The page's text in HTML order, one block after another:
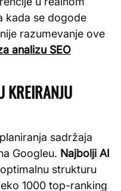
kada se dogode
razumevanje ove
analizu SEO
KREIRANJU
sadržaja
Googleu. Najbolji AI
strukturu
1000 top-ranking